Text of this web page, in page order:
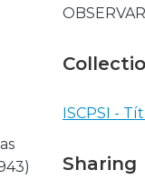
ISCPSI -
Sharing